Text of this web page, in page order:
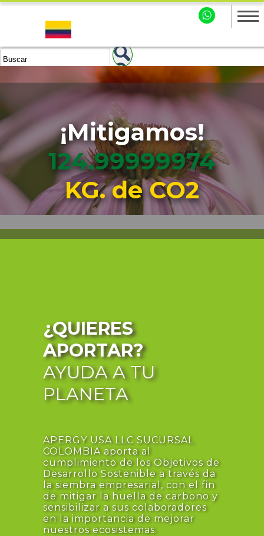
¡Mitigamos!
124.99999975
KG. de CO2
¿QUIERES
APORTAR?
AYUDA A TU
PLANETA
APERGY USA LLC SUCURSAL
COLOMBIA aporta al
cumplimiento de los Objetivos de
Desarrollo Sostenible a través da
la siembra empresarial, con el fin
de mitigar la huella de carbono y
sensibilizar a sus colaboradores
en la importancia de mejorar
nuestros ecosistemas.